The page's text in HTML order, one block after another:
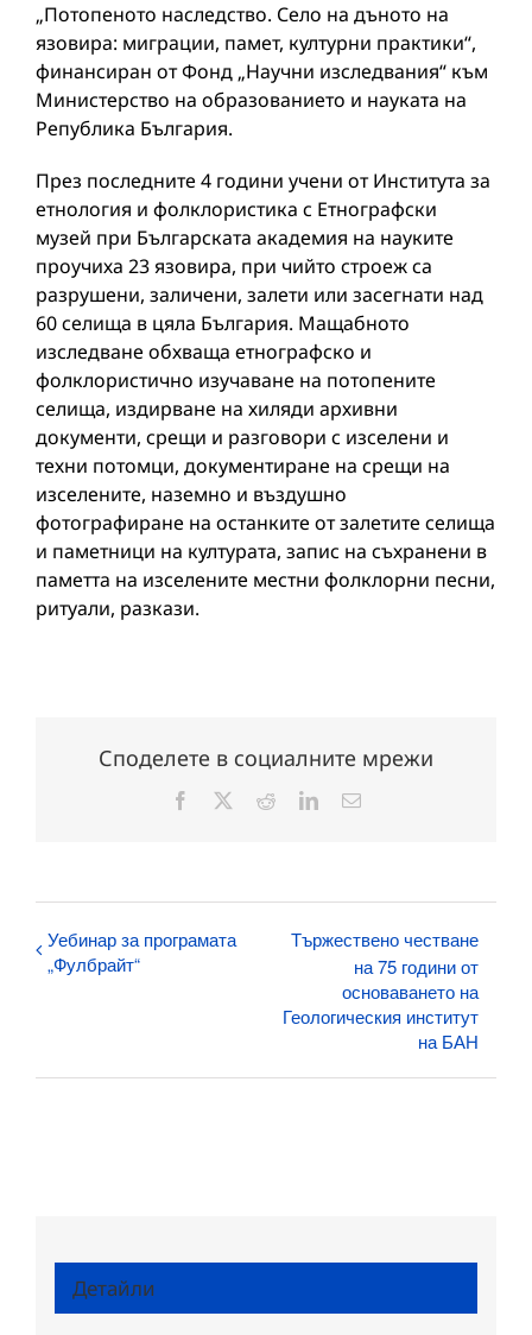
„Потопеното наследство. Село на дъното на
язовира: миграции, памет, културни практики“,
финансиран от Фонд „Научни изследвания“ към
Министерство на образованието и науката на
Република България.
През последните 4 години учени от Института за
етнология и фолклористика с Етнографски
музей при Българската академия на науките
проучиха 23 язовира, при чийто строеж са
разрушени, заличени, залети или засегнати над
60 селища в цяла България. Мащабното
изследване обхваща етнографско и
фолклористично изучаване на потопените
селища, издирване на хиляди архивни
документи, срещи и разговори с изселени и
техни потомци, документиране на срещи на
изселените, наземно и въздушно
фотографиране на останките от залетите селища
и паметници на културата, запис на съхранени в
паметта на изселените местни фолклорни песни,
ритуали, разкази.
Споделете в социалните мрежи
Facebook RedditLinkedInЕлектронна
Уебинар за програмата
„Фулбрайт“
Тържествено честване
на 75 години от
основаването на
Геологическия институт
на БАН
Детайли